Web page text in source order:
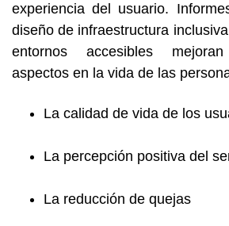
experiencia del usuario.
diseño de infraestructura
entornos accesibles
aspectos en la vida de las
La calidad de vida de los
La percepción positiva del
La reducción de quejas